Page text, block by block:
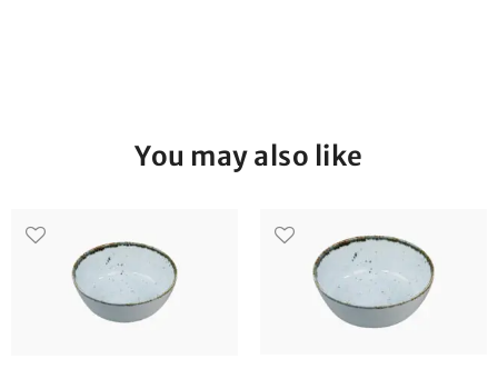
You may also like